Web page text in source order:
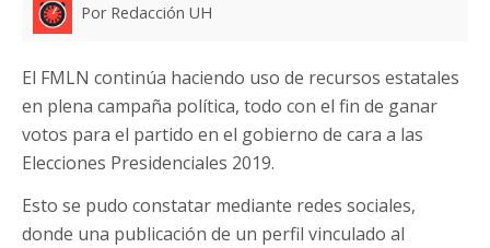
Por Redacción UH
El FMLN continúa haciendo uso de recursos estatales
en plena campaña política, todo con el fin de ganar
votos para el partido en el gobierno de cara a las
Elecciones Presidenciales 2019.
Esto se pudo constatar mediante redes sociales,
donde una publicación de un perfil vinculado al